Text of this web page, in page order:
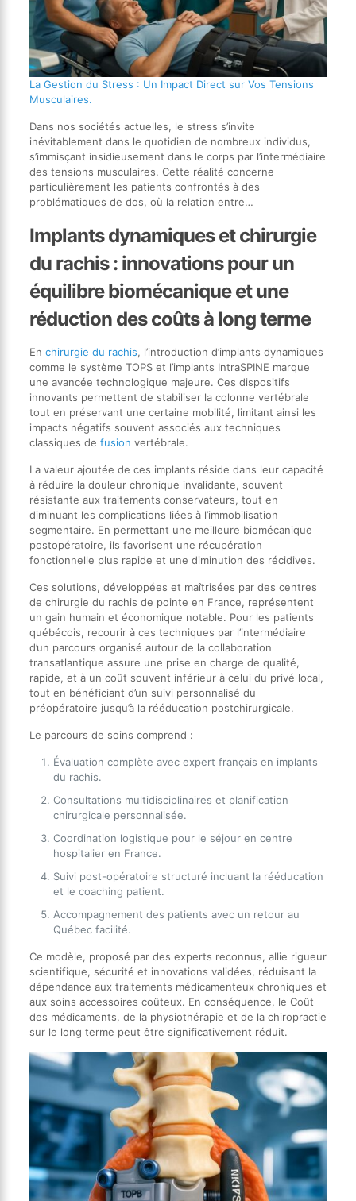
La Gestion du Stress : Un Impact Direct sur Vos Tensions
Musculaires.
Dans nos sociétés actuelles, le stress s’invite
inévitablement dans le quotidien de nombreux individus,
s’immisçant insidieusement dans le corps par l’intermédiaire
des tensions musculaires. Cette réalité concerne
particulièrement les patients confrontés à des
problématiques de dos, où la relation entre…
Implants dynamiques et chirurgie
du rachis : innovations pour un
équilibre biomécanique et une
réduction des coûts à long terme
En chirurgie du rachis, l’introduction d’implants dynamiques
comme le système TOPS et l’implants IntraSPINE marque
une avancée technologique majeure. Ces dispositifs
innovants permettent de stabiliser la colonne vertébrale
tout en préservant une certaine mobilité, limitant ainsi les
impacts négatifs souvent associés aux techniques
classiques de fusion vertébrale.
La valeur ajoutée de ces implants réside dans leur capacité
à réduire la douleur chronique invalidante, souvent
résistante aux traitements conservateurs, tout en
diminuant les complications liées à l’immobilisation
segmentaire. En permettant une meilleure biomécanique
postopératoire, ils favorisent une récupération
fonctionnelle plus rapide et une diminution des récidives.
Ces solutions, développées et maîtrisées par des centres
de chirurgie du rachis de pointe en France, représentent
un gain humain et économique notable. Pour les patients
québécois, recourir à ces techniques par l’intermédiaire
d’un parcours organisé autour de la collaboration
transatlantique assure une prise en charge de qualité,
rapide, et à un coût souvent inférieur à celui du privé local,
tout en bénéficiant d’un suivi personnalisé du
préopératoire jusqu’à la rééducation postchirurgicale.
Le parcours de soins comprend :
Évaluation complète avec expert français en implants
du rachis.
Consultations multidisciplinaires et planification
chirurgicale personnalisée.
Coordination logistique pour le séjour en centre
hospitalier en France.
Suivi post-opératoire structuré incluant la rééducation
et le coaching patient.
Accompagnement des patients avec un retour au
Québec facilité.
Ce modèle, proposé par des experts reconnus, allie rigueur
scientifique, sécurité et innovations validées, réduisant la
dépendance aux traitements médicamenteux chroniques et
aux soins accessoires coûteux. En conséquence, le Coût
des médicaments, de la physiothérapie et de la chiropractie
sur le long terme peut être significativement réduit.